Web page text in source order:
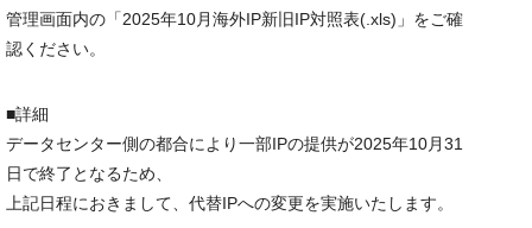
管理画面内の「2025年10月海外IP新旧IP対照表(.xls)」をご確
認ください。
■詳細
データセンター側の都合により一部IPの提供が2025年10月31
日で終了となるため、
上記日程におきまして、代替IPへの変更を実施いたします。